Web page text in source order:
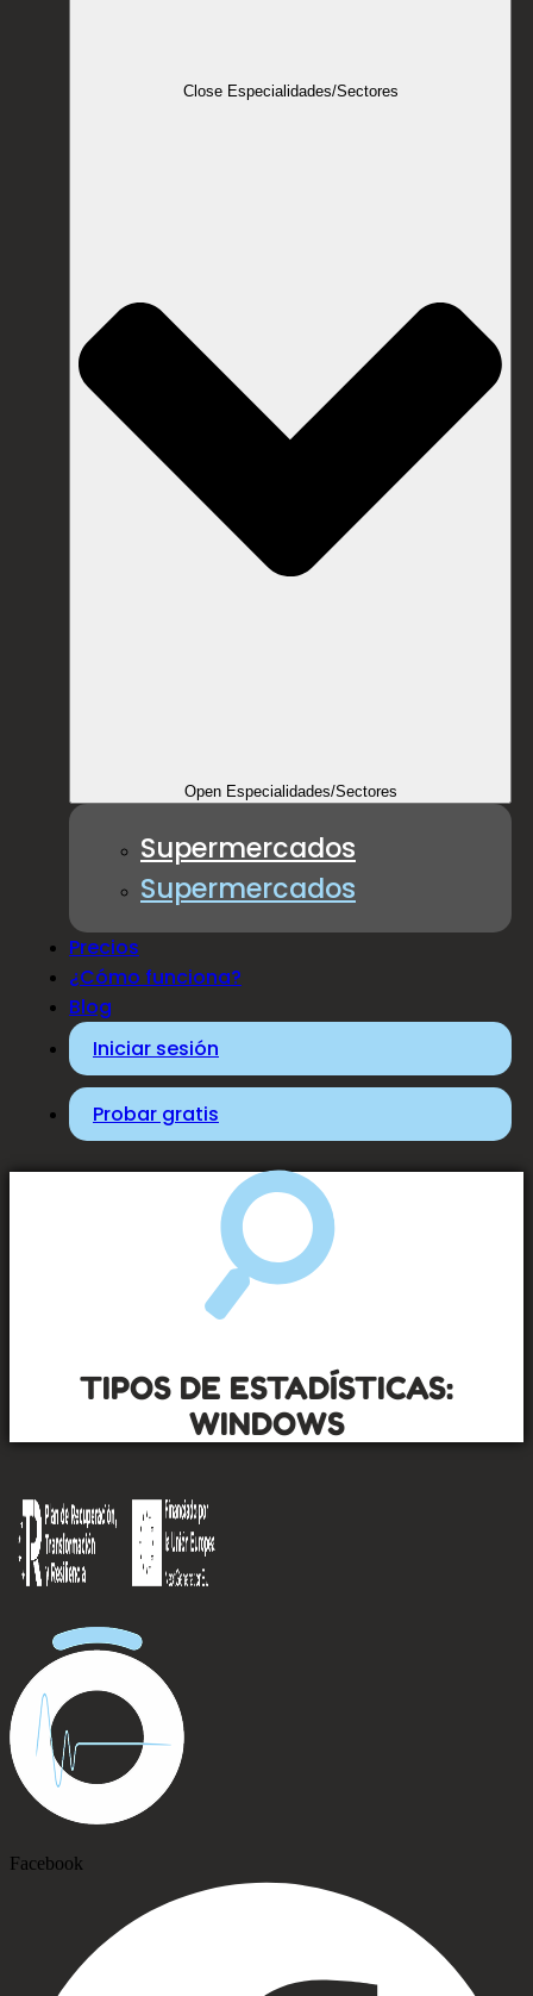
Close Especialidades/Sectores
Open Especialidades/Sectores
Supermercados
Supermercados
Precios
¿Cómo funciona?
Blog
Iniciar sesión
Probar gratis
TIPOS DE ESTADÍSTICAS:
WINDOWS
Facebook